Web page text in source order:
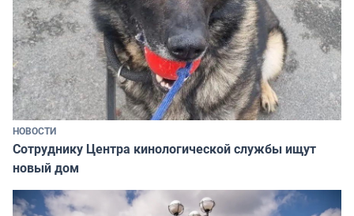
НОВОСТИ
Сотруднику Центра кинологической службы ищут
новый дом